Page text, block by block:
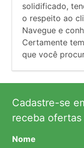
solidificado,
o respeito ao
Navegue e
Certamente
que você
Cadastre-se
receba
Nome